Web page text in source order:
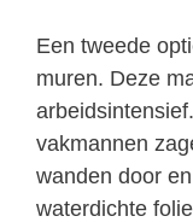
Een tweede
muren. Deze
vakmannen
wanden door
waterdichte